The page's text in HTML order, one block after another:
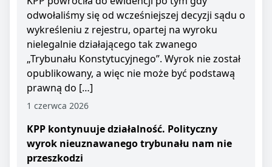
odwołaliśmy się od wcześniejszej decyzji sądu o
wykreśleniu z rejestru, opartej na wyroku
nielegalnie działającego tak zwanego
„Trybunału Konstytucyjnego”. Wyrok nie został
opublikowany, a więc nie może być podstawą
prawną do […]
1 czerwca 2026
KPP kontynuuje działalność. Polityczny
wyrok nieuznawanego trybunału nam nie
przeszkodzi